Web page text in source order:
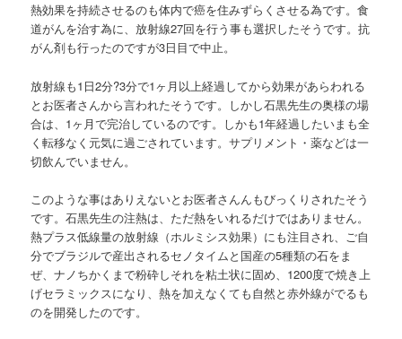
熱効果を持続させるのも体内で癌を住みずらくさせる為です。食
道がんを治す為に、放射線27回を行う事も選択したそうです。抗
がん剤も行ったのですが3日目で中止。
放射線も1日2分?3分で1ヶ月以上経過してから効果があらわれる
とお医者さんから言われたそうです。しかし石黒先生の奥様の場
合は、1ヶ月で完治しているのです。しかも1年経過したいまも全
く転移なく元気に過ごされています。サプリメント・薬などは一
切飲んでいません。
このような事はありえないとお医者さんんもびっくりされたそう
です。石黒先生の注熱は、ただ熱をいれるだけではありません。
熱プラス低線量の放射線（ホルミシス効果）にも注目され、ご自
分でブラジルで産出されるセノタイムと国産の5種類の石をま
ぜ、ナノちかくまで粉砕しそれを粘土状に固め、1200度で焼き上
げセラミックスになり、熱を加えなくても自然と赤外線がでるも
のを開発したのです。